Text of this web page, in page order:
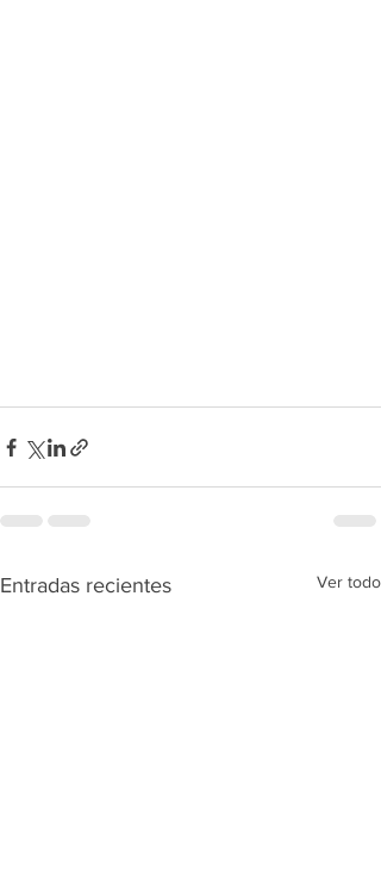
Entradas recientes Ver todo